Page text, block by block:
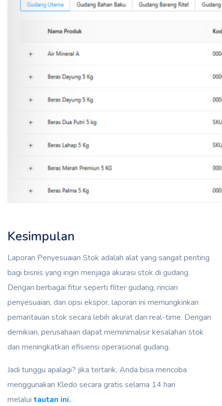
Kesimpulan
Laporan Penyesuaian Stok adalah alat yang sangat penting
bagi bisnis yang ingin menjaga akurasi stok di gudang.
Dengan berbagai fitur seperti filter gudang, rincian
penyesuaian, dan opsi ekspor, laporan ini memungkinkan
pemantauan stok secara lebih akurat dan real-time. Dengan
demikian, perusahaan dapat meminimalisir kesalahan stok
dan meningkatkan efisiensi operasional gudang.
Jadi tunggu apalagi? jika tertarik, Anda bisa mencoba
menggunakan Kledo secara gratis selama 14 hari
melalui tautan ini.